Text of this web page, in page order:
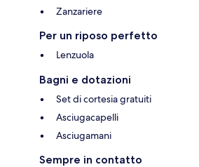
Zanzariere
Per un riposo perfetto
Lenzuola
Bagni e dotazioni
Set di cortesia gratuiti
Asciugacapelli
Asciugamani
Sempre in contatto